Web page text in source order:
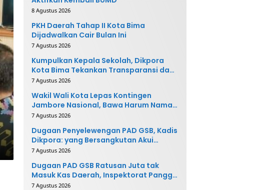
8 Agustus 2026
PKH Daerah Tahap II Kota Bima
Dijadwalkan Cair Bulan Ini
7 Agustus 2026
Kumpulkan Kepala Sekolah, Dikpora
Kota Bima Tekankan Transparansi dan
Inovasi
7 Agustus 2026
Wakil Wali Kota Lepas Kontingen
Jambore Nasional, Bawa Harum Nama
Kota Bima
7 Agustus 2026
Dugaan Penyelewengan PAD GSB, Kadis
Dikpora: yang Bersangkutan Akui
Perbuatannya dan Siap
7 Agustus 2026
Dugaan PAD GSB Ratusan Juta tak
Masuk Kas Daerah, Inspektorat Panggil
Pihak Terkait
7 Agustus 2026